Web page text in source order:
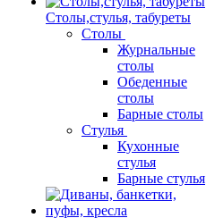
Столы,стулья, табуреты
Столы
Журнальные
столы
Обеденные
столы
Барные столы
Стулья
Кухонные
стулья
Барные стулья